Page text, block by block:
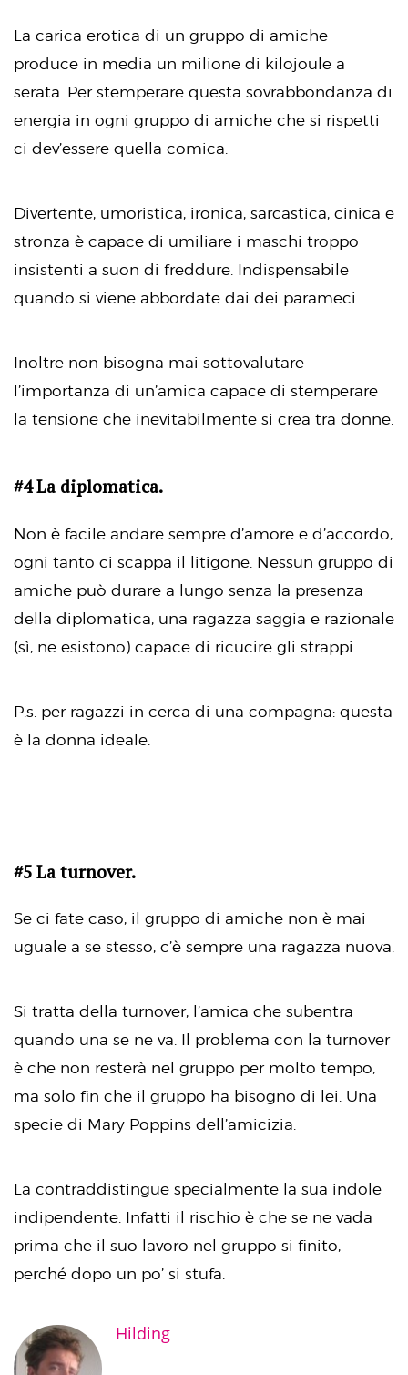
La carica erotica di un gruppo di amiche
produce in media un milione di kilojoule a
serata. Per stemperare questa sovrabbondanza di
energia in ogni gruppo di amiche che si rispetti
ci dev’essere quella comica.
Divertente, umoristica, ironica, sarcastica, cinica e
stronza è capace di umiliare i maschi troppo
insistenti a suon di freddure. Indispensabile
quando si viene abbordate dai dei parameci.
Inoltre non bisogna mai sottovalutare
l’importanza di un’amica capace di stemperare
la tensione che inevitabilmente si crea tra donne.
#4 La diplomatica.
Non è facile andare sempre d’amore e d’accordo,
ogni tanto ci scappa il litigone. Nessun gruppo di
amiche può durare a lungo senza la presenza
della diplomatica, una ragazza saggia e razionale
(sì, ne esistono) capace di ricucire gli strappi.
P.s. per ragazzi in cerca di una compagna: questa
è la donna ideale.
#5 La turnover.
Se ci fate caso, il gruppo di amiche non è mai
uguale a se stesso, c’è sempre una ragazza nuova.
Si tratta della turnover, l’amica che subentra
quando una se ne va. Il problema con la turnover
è che non resterà nel gruppo per molto tempo,
ma solo fin che il gruppo ha bisogno di lei. Una
specie di Mary Poppins dell’amicizia.
La contraddistingue specialmente la sua indole
indipendente. Infatti il rischio è che se ne vada
prima che il suo lavoro nel gruppo si finito,
perché dopo un po’ si stufa.
Hilding